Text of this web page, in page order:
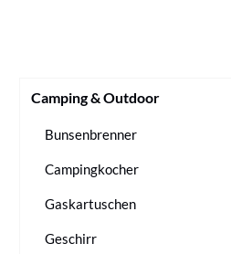
Camping & Outdoor
Bunsenbrenner
Campingkocher
Gaskartuschen
Geschirr